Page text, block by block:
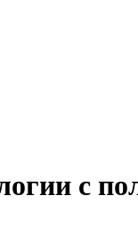
с